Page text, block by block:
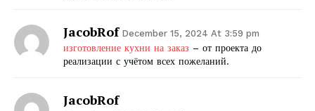
JacobRof December 15, 2024 At 3:59 pm
изготовление кухни на заказ – от проекта до
реализации с учётом всех пожеланий.
JacobRof